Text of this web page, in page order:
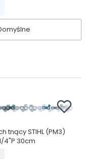
tnący STIHL (PM3)
4"P 30cm